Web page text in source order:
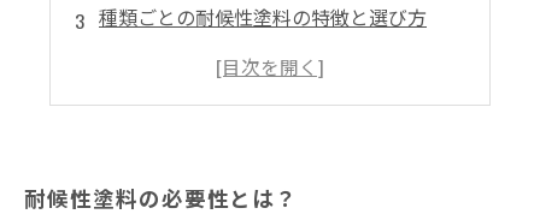
種類ごとの耐候性塗料の特徴と選び方
施工時の注意点とコスト
おすすめの耐候性塗料ランキングと口コミ
耐候性塗料の必要性とは？